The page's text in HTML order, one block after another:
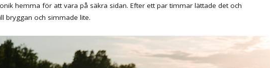
hemma för att vara på säkra sidan. Efter ett par timmar lättade det och
bryggan och simmade lite.